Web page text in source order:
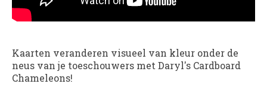
Kaarten veranderen visueel van kleur onder de
neus van je toeschouwers met Daryl's Cardboard
Chameleons!